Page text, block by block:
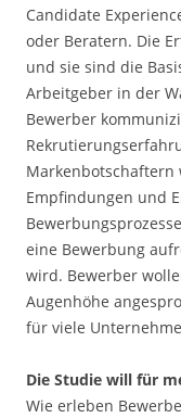
Candidate
oder Beratern. Die
und sie sind die
Arbeitgeber in der
Bewerber
Markenbotschaftern
Empfindungen und
eine Bewerbung
wird. Bewerber
Augenhöhe
für viele
Die Studie will für
Wie erleben